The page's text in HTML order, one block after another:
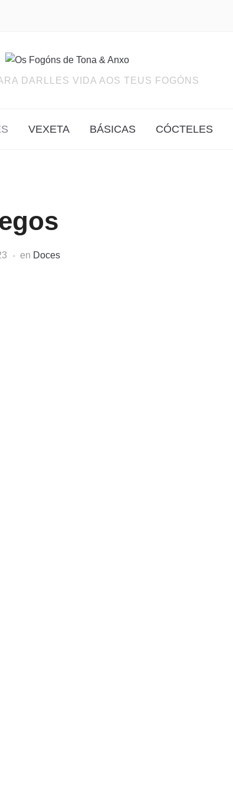
DARLLES VIDA AOS TEUS FOGÓNS
VEXETA BÁSICAS CÓCTELES
en Doces